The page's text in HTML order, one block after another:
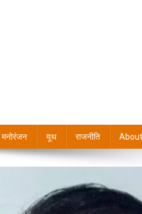
मनोरंजन यूथ राजनीति